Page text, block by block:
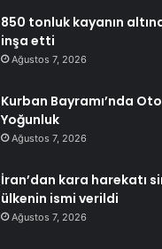
850 tonluk kayanın
inşa etti
Ağustos 7, 2026
Kurban Bayramı’nda
Yoğunluk
Ağustos 7, 2026
İran’dan kara harekatı
ülkenin ismi verildi
Ağustos 7, 2026